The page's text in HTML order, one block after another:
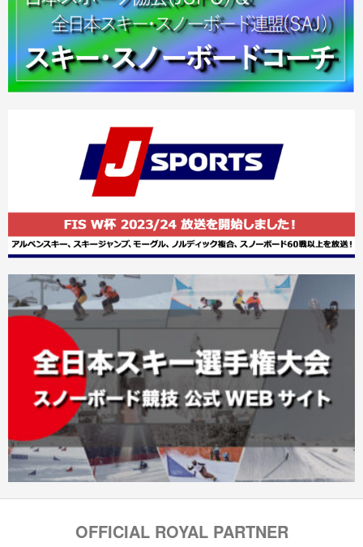
OFFICIAL ROYAL PARTNER